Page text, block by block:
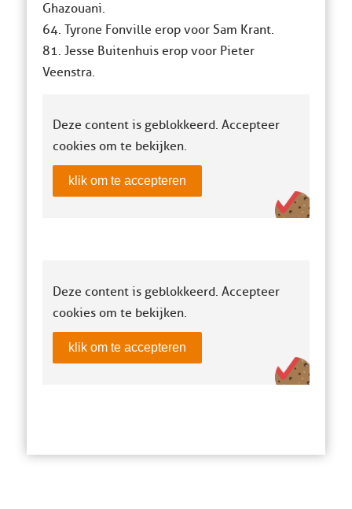
Ghazouani.
64. Tyrone Fonville erop voor Sam Krant.
81. Jesse Buitenhuis erop voor Pieter
Veenstra.
Deze content is geblokkeerd. Accepteer
cookies om te bekijken.
klik om te accepteren
Deze content is geblokkeerd. Accepteer
cookies om te bekijken.
klik om te accepteren